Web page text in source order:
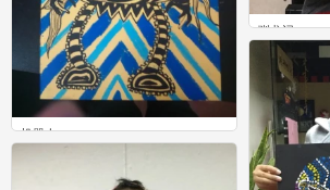
驯龙记
0
机器人